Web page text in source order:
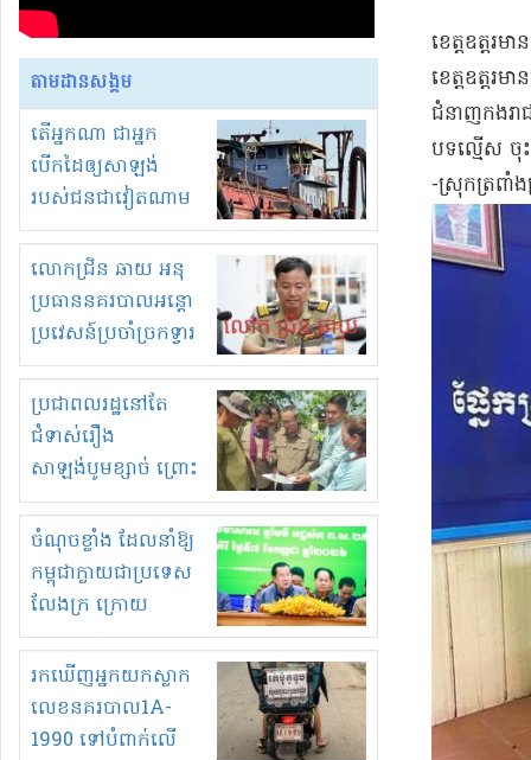
តាមដានសង្គម
តើអ្នកណា ជាអ្នក
បើកដៃឲ្យសាឡង់
របស់ជនជាវៀតណាម
ចូល មកខុស
ច្បាប់លួចបូមខ្សាច់នៅ
ក្នុងប្រទេសកម្ពុជា
លោកជ្រិន ឆាយ អនុ
ប្រធាននគរបាលអន្តោ
ប្រវេសន៍ប្រចាំច្រកទ្វារ
ព្រំដែនភ្នំឌិន និងឈ្មួញ
មួយចំនួនទៀត
កំពង់តែគុបគិតគ្នា
ធ្វើសកម្មភាពរកស៊ីនិង
ស្តុកទំនិញគេចពន្ធ?
ប្រជាពលរដ្ឋនៅតែ
ជំទាស់រឿង
សាឡង់បូមខ្សាច់ ព្រោះ
ខ្លាចបាក់ច្រាំងទៀត!
ចំណុចខ្លាំង ដែលនាំឱ្យ
កម្ពុជាក្លាយជាប្រទេស
លែងក្រ ក្រោយ
ឆ្នាំ២០៣០
រកឃើញអ្នកយកស្លាក
លេខនគរបាល1A-
1990 ទៅបំពាក់លើ
ខេត្ត​ឧ​ត្ត​រ​
ខេត្ត​ឧ​ត្ត​រ​
ជំនាញ​កងរា
បទល្មើស ចុ
-​ស្រុក​ត្រពាំ